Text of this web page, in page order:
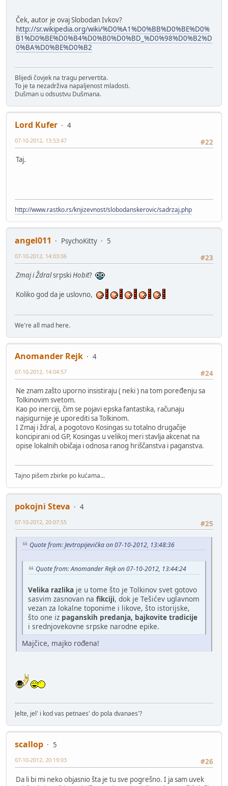
Ček, autor je ovaj Slobodan Ivkov?
http://sr.wikipedia.org/wiki/%D0%A1%D0%BB%D0%BE%D0%
B1%D0%BE%D0%B4%D0%B0%D0%BD_%D0%98%D0%B2%D
0%BA%D0%BE%D0%B2
Blijedi čovjek na tragu pervertita.
To je ta nezadrživa napaljenost mladosti.
Dušman u odsustvu Dušmana.
Lord Kufer
4
#22
07-10-2012, 13:53:47
Taj.
http://www.rastko.rs/knjizevnost/slobodanskerovic/sadrzaj.php
angel011 PsychoKitty
5
#23
07-10-2012, 14:03:06
Zmaj i ŽdralsrpskiHobit?
Koliko god da je uslovno,
We're all mad here.
Anomander Rejk
4
#24
07-10-2012, 14:04:57
Ne znam zašto uporno insistiraju ( neki ) na tom poređenju sa
Tolkinovim svetom.
Kao po inerciji, čim se pojavi epska fantastika, računaju
najsigurnije je uporediti sa Tolkinom.
I Zmaj i ždral, a pogotovo Kosingas su totalno drugačije
koncipirani od GP, Kosingas u velikoj meri stavlja akcenat na
opise lokalnih običaja i odnosa ranog hriščanstva i paganstva.
Tajno pišem zbirke po kućama...
pokojni Steva
4
#25
07-10-2012, 20:07:55
Quote from: Jevtropijevićka on 07-10-2012, 13:48:36
Quote from: Anomander Rejk on 07-10-2012, 13:44:24
Velika razlika je u tome što je Tolkinov svet gotovo
sasvim zasnovan na fikciji, dok je Tešićev uglavnom
vezan za lokalne toponime i likove, što istorijske,
što one iz paganskih predanja, bajkovite tradicije
i srednjovekovne srpske narodne epike.
Majčice, majko rođena!
Jelte, jel' i kod vas petnaes' do pola dvanaes'?
scallop
5
#26
07-10-2012, 20:19:03
Da li bi mi neko objasnio šta je tu sve pogrešno. I ja sam uvek